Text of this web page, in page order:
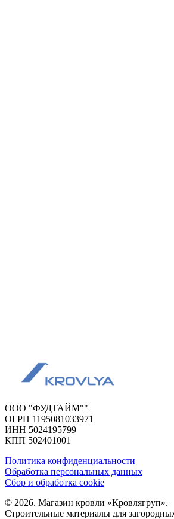
ООО "ФУДТАЙМ""
ОГРН 1195081033971
ИНН 5024195799
КПП 502401001
Политика конфиденциальности
Обработка персональных данных
Сбор и обработка cookie
© 2026. Магазин кровли «Кровлягруп».
Строительные материалы для